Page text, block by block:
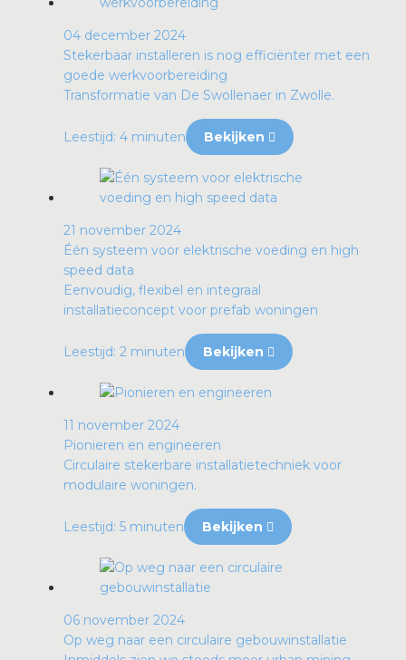
04 december 2024
Stekerbaar installeren is nog efficiënter met een
goede werkvoorbereiding
Transformatie van De Swollenaer in Zwolle.
Leestijd: 4 minuten Bekijken
21 november 2024
Één systeem voor elektrische voeding en high
speed data
Eenvoudig, flexibel en integraal
installatieconcept voor prefab woningen
Leestijd: 2 minuten Bekijken
11 november 2024
Pionieren en engineeren
Circulaire stekerbare installatietechniek voor
modulaire woningen.
Leestijd: 5 minuten Bekijken
06 november 2024
Op weg naar een circulaire gebouwinstallatie